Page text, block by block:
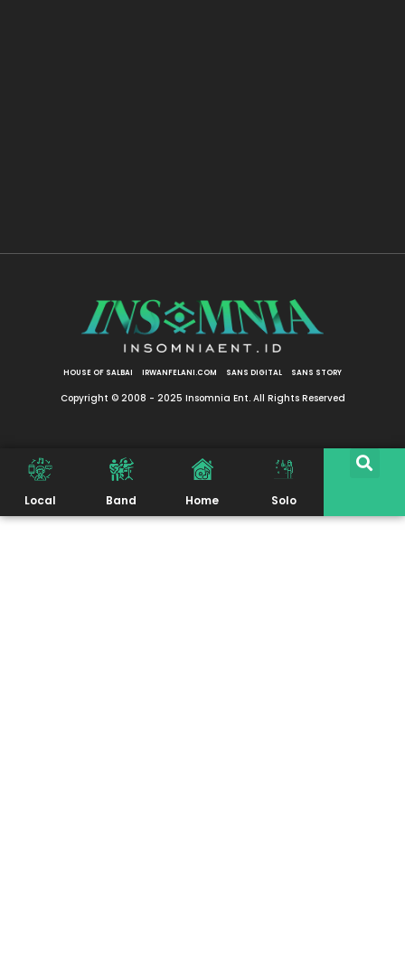
HOUSE OF SALBAI IRWANFELANI.COM SANS DIGITAL SANS STORY
Copyright © 2008 - 2025 Insomnia Ent. All Rights Reserved
Local Band Home Solo